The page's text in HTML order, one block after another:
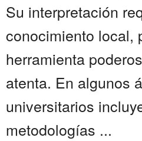
Su interpretación
conocimiento local,
herramienta
atenta. En algunos
universitarios
metodologías ...